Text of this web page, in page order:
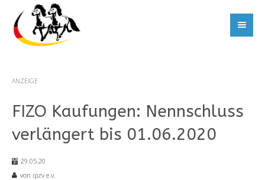
ANZEIGE
FIZO Kaufungen: Nennschluss
verlängert bis 01.06.2020
29.05.20
von ipzv e.v.